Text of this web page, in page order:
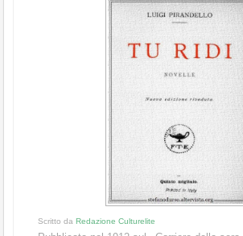
Scritto da Redazione Culturelite